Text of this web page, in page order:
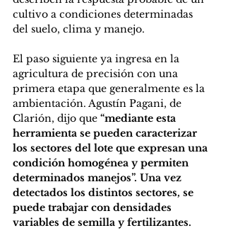
cultivo a condiciones determinadas
del suelo, clima y manejo.
El paso siguiente ya ingresa en la
agricultura de precisión con una
primera etapa que generalmente es la
ambientación. Agustín Pagani, de
Clarión, dijo que “mediante esta
herramienta se pueden caracterizar
los sectores del lote que expresan una
condición homogénea y permiten
determinados manejos”. Una vez
detectados los distintos sectores, se
puede trabajar con densidades
variables de semilla y fertilizantes.